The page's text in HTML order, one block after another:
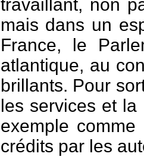
travaillant, non
mais dans un
France, le
atlantique, au
brillants. Pour
les services et
exemple
crédits par les